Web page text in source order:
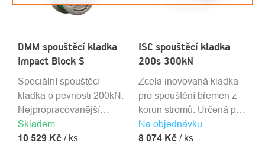
DMM spouštěcí kladka
Impact Block S
Skladem
10 529 Kč / ks
Speciální spouštěcí
kladka o pevnosti 200kN.
Nejpropracovanější
produkt pro postupné
kácení stromů.
ISC spouštěcí kladka
200s 300kN
Na objednávku
8 074 Kč / ks
Zcela inovovaná kladka
pro spouštění břemen z
korun stromů. Určená pro
lana o průměru do 20mm.